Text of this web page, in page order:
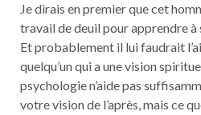
Je dirais en premier que cet
travail de deuil pour apprendre à
Et probablement il lui faudrait
quelqu’un qui a une vision
psychologie n’aide pas
votre vision de l’après, mais ce